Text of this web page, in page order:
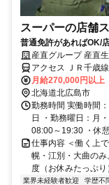
スーパーの店舗
普通免許があればOK/
『産直生鮮市場』で働
産直グループ 産直
アクセス ＪＲ千歳
（北海道）1番口徒
分
月給270,000円以上
北海道北広島市
勤務時間 実働時間
日 ・勤務曜日：月
08:00～19:30 ・休
仕事内容 ＜働く上
幌・江別・大曲の
度（お休みたっぷ
業界未経験者歓迎 学歴不